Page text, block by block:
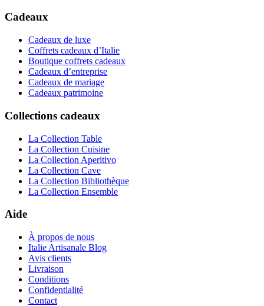
Cadeaux
Cadeaux de luxe
Coffrets cadeaux d’Italie
Boutique coffrets cadeaux
Cadeaux d’entreprise
Cadeaux de mariage
Cadeaux patrimoine
Collections cadeaux
La Collection Table
La Collection Cuisine
La Collection Aperitivo
La Collection Cave
La Collection Bibliothèque
La Collection Ensemble
Aide
À propos de nous
Italie Artisanale Blog
Avis clients
Livraison
Conditions
Confidentialité
Contact